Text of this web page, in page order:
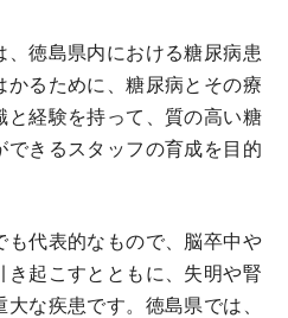
徳島県内における糖尿病患
かるために、糖尿病とその療
と経験を持って、質の高い糖
できるスタッフの育成を目的
も代表的なもので、脳卒中や
き起こすとともに、失明や腎
な疾患です。徳島県では、